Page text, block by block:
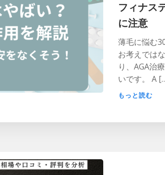
フィナス
に注意
薄毛に悩む
お考えでは
り、AGA治
いです。 A
もっと読む